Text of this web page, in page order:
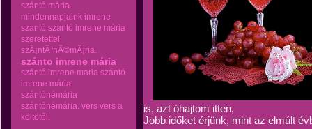
szántó mária.
mindennapjaink imrene
szantó szantó imrene mária
szeretettel.
szÃ¡ntÃ³nÃ©mÃ¡ria.
szánto imrene mária
szántó imrene maria szántó
imrene mária.
szántónémária
szántónémária. vers vers a
költötől.
is, azt óhajtom itten,
Jobb időket érjünk, mint az elmúlt